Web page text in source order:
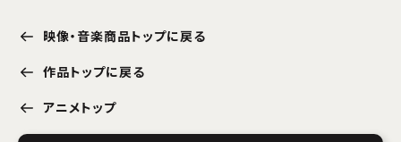
映像・音楽商品トップに戻る
作品トップに戻る
アニメトップ